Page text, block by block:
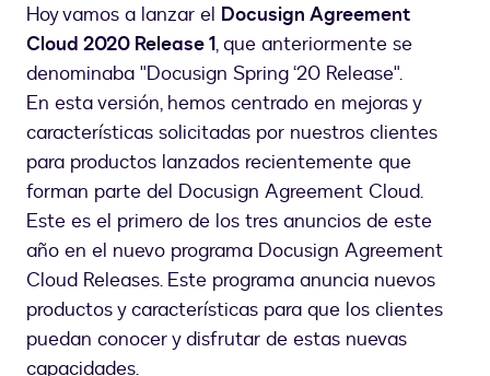
Release
1
Hoy vamos a lanzar el Docusign Agreement
Cloud 2020 Release 1, que anteriormente se
denominaba "Docusign Spring ‘20 Release".
En esta versión, hemos centrado en mejoras y
características solicitadas por nuestros clientes
para productos lanzados recientemente que
forman parte del Docusign Agreement Cloud.
Este es el primero de los tres anuncios de este
año en el nuevo programa Docusign Agreement
Cloud Releases. Este programa anuncia nuevos
productos y características para que los clientes
puedan conocer y disfrutar de estas nuevas
capacidades.